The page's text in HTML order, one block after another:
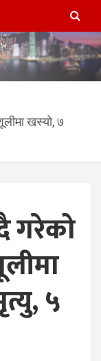
खस्यो, ७
गरेको
५